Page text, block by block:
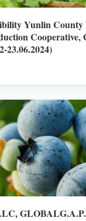
Yunlin
23.06.2024)